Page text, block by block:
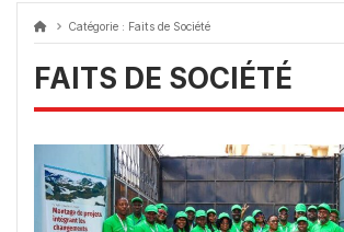
Catégorie : Faits de Société
FAITS DE SOCIÉTÉ